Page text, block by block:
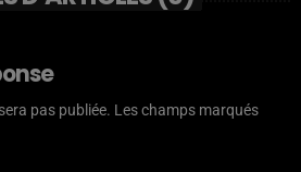
pas publiée. Les champs marqués